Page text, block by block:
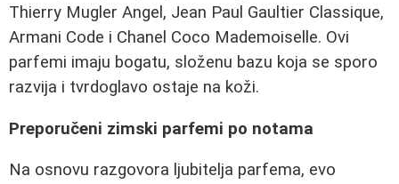
Thierry Mugler Angel, Jean Paul Gaultier Classique,
Armani Code i Chanel Coco Mademoiselle. Ovi
parfemi imaju bogatu, složenu bazu koja se sporo
razvija i tvrdoglavo ostaje na koži.
Preporučeni zimski parfemi po notama
Na osnovu razgovora ljubitelja parfema, evo